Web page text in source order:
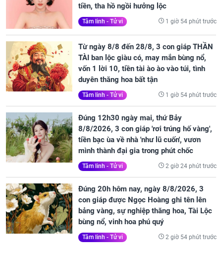
tiền, tha hồ ngồi hưởng lộc
Tâm linh - Tử vi 1 giờ 54 phút trước
Từ ngày 8/8 đến 28/8, 3 con giáp THẦN
TÀI ban lộc giàu có, may mắn bùng nổ,
vốn 1 lời 10, tiền tài ào ào vào túi, tình
duyên thăng hoa bất tận
Tâm linh - Tử vi 1 giờ 54 phút trước
Đúng 12h30 ngày mai, thứ Bảy
8/8/2026, 3 con giáp 'rơi trúng hố vàng',
tiền bạc ùa về nhà 'như lũ cuốn', vươn
mình thành đại gia trong phút chốc
Tâm linh - Tử vi 2 giờ 24 phút trước
Đúng 20h hôm nay, ngày 8/8/2026, 3
con giáp được Ngọc Hoàng ghi tên lên
bảng vàng, sự nghiệp thăng hoa, Tài Lộc
bùng nổ, vinh hoa phú quý
Tâm linh - Tử vi 2 giờ 54 phút trước